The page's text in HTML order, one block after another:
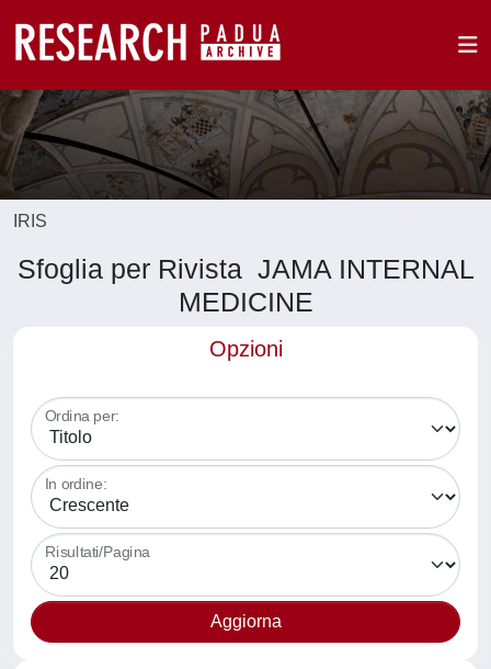
IRIS
Sfoglia per Rivista JAMA INTERNAL
MEDICINE
Opzioni
Ordina per:
In ordine:
Risultati/Pagina